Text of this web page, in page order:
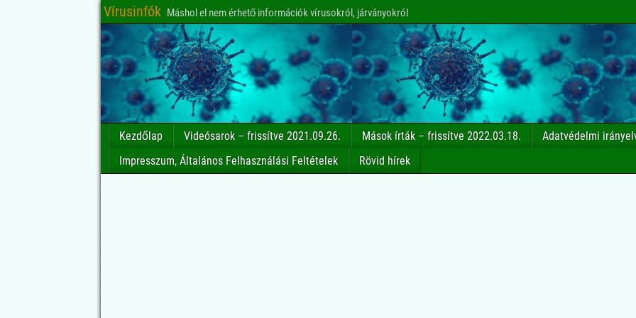
Vírusinfók Máshol el nem érhető információk vírusokról, járványokról
Kezdőlap Videósarok – frissítve 2021.09.26. Mások írták – frissítve 2022.03.18.
Adatvédelmi
Impresszum, Általános Felhasználási Feltételek
Rövid hírek